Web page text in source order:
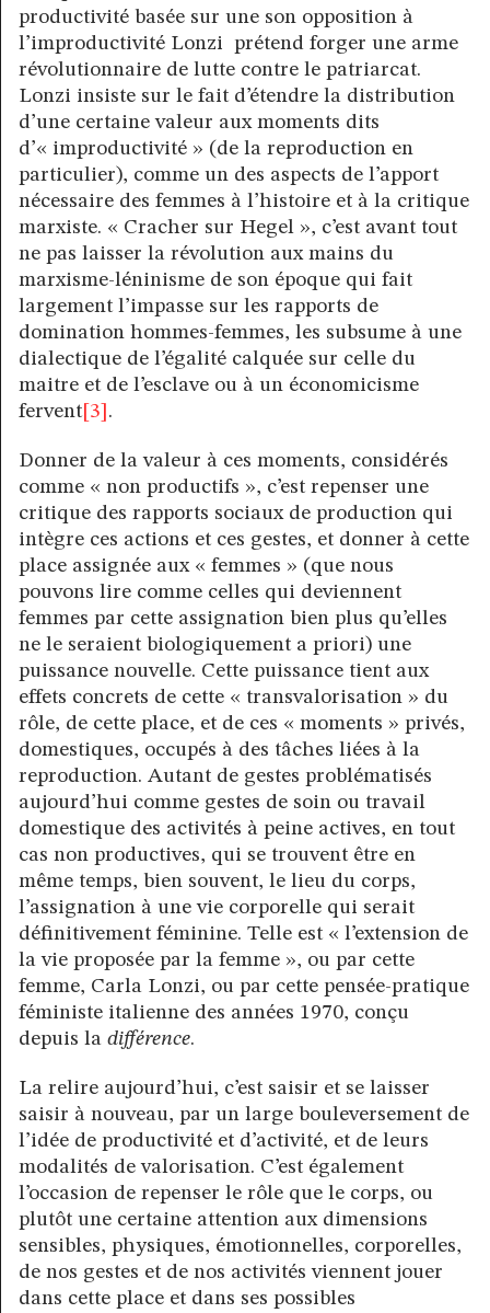
productivité basée sur une son opposition à
l’improductivité Lonzi prétend forger une arme
révolutionnaire de lutte contre le patriarcat.
Lonzi insiste sur le fait d’étendre la distribution
d’une certaine valeur aux moments dits
d’« improductivité » (de la reproduction en
particulier), comme un des aspects de l’apport
nécessaire des femmes à l’histoire et à la critique
marxiste. « Cracher sur Hegel », c’est avant tout
ne pas laisser la révolution aux mains du
marxisme-léninisme de son époque qui fait
largement l’impasse sur les rapports de
domination hommes-femmes, les subsume à une
dialectique de l’égalité calquée sur celle du
maitre et de l’esclave ou à un économicisme
fervent[3] .
Donner de la valeur à ces moments, considérés
comme « non productifs », c’est repenser une
critique des rapports sociaux de production qui
intègre ces actions et ces gestes, et donner à cette
place assignée aux « femmes » (que nous
pouvons lire comme celles qui deviennent
femmes par cette assignation bien plus qu’elles
ne le seraient biologiquement a priori) une
puissance nouvelle. Cette puissance tient aux
effets concrets de cette « transvalorisation » du
rôle, de cette place, et de ces « moments » privés,
domestiques, occupés à des tâches liées à la
reproduction. Autant de gestes problématisés
aujourd’hui comme gestes de soin ou travail
domestique des activités à peine actives, en tout
cas non productives, qui se trouvent être en
même temps, bien souvent, le lieu du corps,
l’assignation à une vie corporelle qui serait
définitivement féminine. Telle est « l’extension de
la vie proposée par la femme », ou par cette
femme, Carla Lonzi, ou par cette pensée-pratique
féministe italienne des années 1970, conçu
depuis la différence.
La relire aujourd’hui, c’est saisir et se laisser
saisir à nouveau, par un large bouleversement de
l’idée de productivité et d’activité, et de leurs
modalités de valorisation. C’est également
l’occasion de repenser le rôle que le corps, ou
plutôt une certaine attention aux dimensions
sensibles, physiques, émotionnelles, corporelles,
de nos gestes et de nos activités viennent jouer
dans cette place et dans ses possibles